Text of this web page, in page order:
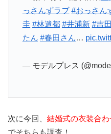
っさんずラブ #おっさん
圭 #林遣都 #井浦新 #吉
たん #春田さん…
— モデルプレス
次に今回、 結婚式の衣装合わ
でそちらも調査！